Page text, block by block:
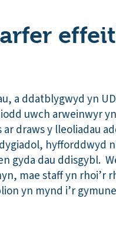
a ddatblygwyd yn
uwch arweinwyr
draws y lleoliadau
hyfforddwyd
gyda dau ddisgybl.
mae staff yn rhoi’r
yn mynd i’r